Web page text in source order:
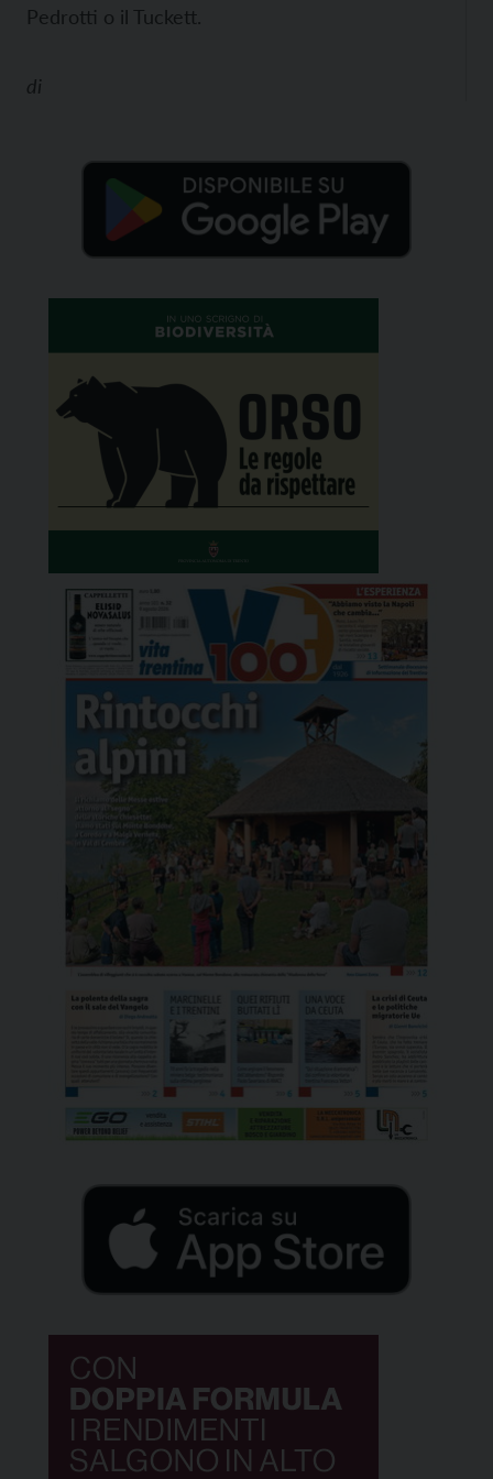
Pedrotti o il Tuckett.
di